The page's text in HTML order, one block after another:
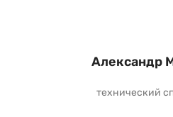
Александр
технический